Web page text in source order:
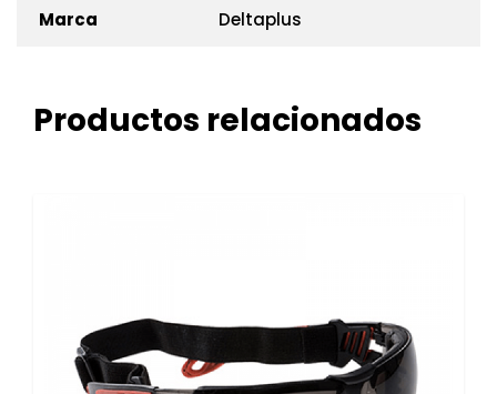
Marca Deltaplus
Productos relacionados